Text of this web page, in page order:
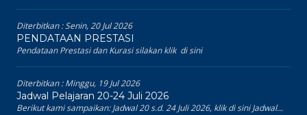
Diterbitkan :Senin, 20 Jul 2026
PENDATAAN PRESTASI
Pendataan Prestasi dan Kurasi silakan klik di sini
Diterbitkan :Minggu, 19 Jul 2026
Jadwal Pelajaran 20-24 Juli 2026
Berikut kami sampaikan: Jadwal 20 s.d. 24 Juli 2026, klik di sini Jadwal...